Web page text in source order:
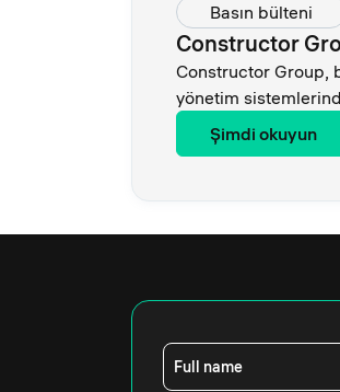
Basın bülteni
Constructor
Constructor Group,
yönetim
Şimdi okuyun
Full name